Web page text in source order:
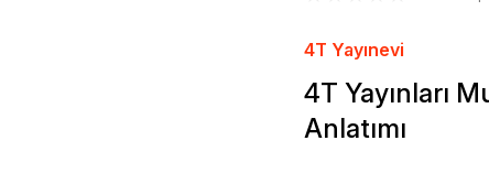
4T Yayınevi
4T Yayınları
Anlatımı